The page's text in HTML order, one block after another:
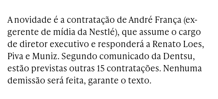
A novidade é a contratação de André França (ex-
gerente de mídia da Nestlé), que assume o cargo
de diretor executivo e responderá a Renato Loes,
Piva e Muniz. Segundo comunicado da Dentsu,
estão previstas outras 15 contratações. Nenhuma
demissão será feita, garante o texto.